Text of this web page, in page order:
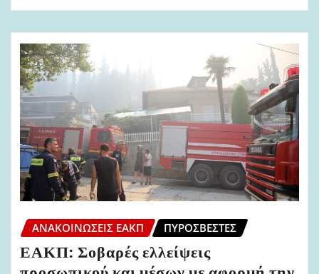
ΑΝΑΚΟΙΝΏΣΕΙΣ ΕΑΚΠ ΠΥΡΟΣΒΈΣΤΕΣ
ΕΑΚΠ: Σοβαρές ελλείψεις